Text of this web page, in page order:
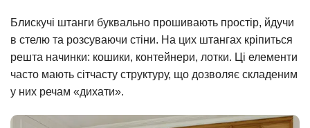
Блискучі штанги буквально прошивають простір, йдучи
в стелю та розсуваючи стіни. На цих штангах кріпиться
решта начинки: кошики, контейнери, лотки. Ці елементи
часто мають сітчасту структуру, що дозволяє складеним
у них речам «дихати».